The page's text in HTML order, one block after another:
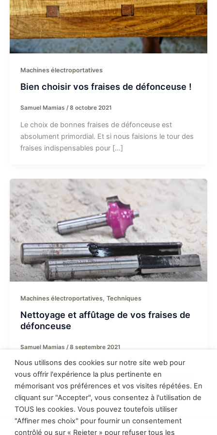
Machines électroportatives
Bien choisir vos fraises de défonceuse !
Samuel Mamias /8 octobre 2021
Le choix de bonnes fraises de défonceuse est
absolument primordial. Et si nous faisions le tour des
fraises indispensables pour […]
Machines électroportatives, Techniques
Nettoyage et affûtage de vos fraises de
défonceuse
Samuel Mamias /8 septembre 2021
L’entretien des fraises de défonceuse est une étape
clé. Je vous propose de découvrir comment nettoyer
et affuter vos fraises.
Nous utilisons des cookies sur notre site web pour
vous offrir l'expérience la plus pertinente en
mémorisant vos préférences et vos visites répétées. En
cliquant sur "Accepter", vous consentez à l'utilisation de
TOUS les cookies. Vous pouvez toutefois utiliser
"Affiner mes choix" pour fournir un consentement
contrôlé ou sur « Rejeter » pour refuser tous les